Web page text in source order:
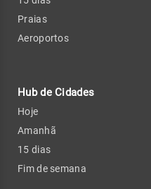
Praias
Aeroportos
Hub de Cidades
Hoje
Amanhã
15 dias
Fim de semana